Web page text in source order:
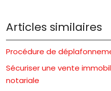
Articles similaires
Procédure de
Sécuriser une vente
notariale